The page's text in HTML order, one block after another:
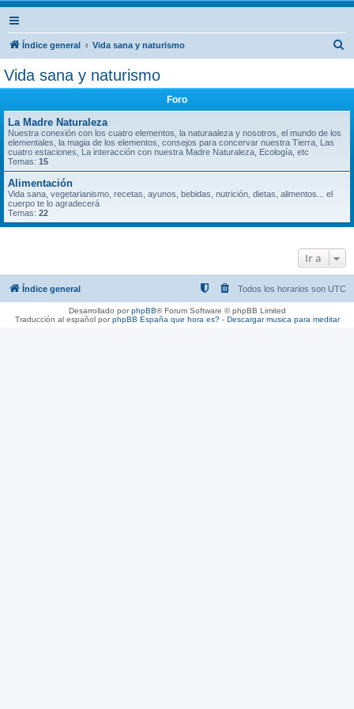
Índice general Vida sana y naturismo
Vida sana y naturismo
Foro
La Madre Naturaleza
Nuestra conexión con los cuatro elementos, la naturaaleza y nosotros, el mundo de los
elementales, la magia de los elementos, consejos para concervar nuestra Tierra, Las
cuatro estaciones, La interacción con nuestra Madre Naturaleza, Ecología, etc
Temas: 15
Alimentación
Vida sana, vegetarianismo, recetas, ayunos, bebidas, nutrición, dietas, alimentos... el
cuerpo te lo agradecerá
Temas: 22
Ir a
Índice general Todos los horarios son UTC
Desarrollado porphpBB® Forum Software © phpBB Limited
Traducción al español porphpBB España que hora es?- Descargar musica para meditar